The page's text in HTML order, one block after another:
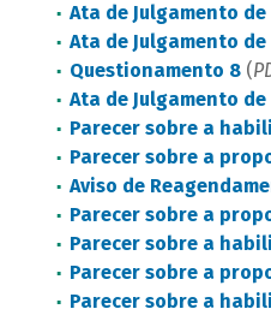
Ata de Julgamento
Ata de Julgamento
Questionamento 8(
Ata de Julgamento
Parecer sobre a
Parecer sobre a
Aviso de
Parecer sobre a
Parecer sobre a
Parecer sobre a
Parecer sobre a